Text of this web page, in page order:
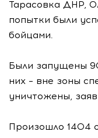
Тарасовка ДНР,
попытки были
бойцами.
Были запущены
них – вне зоны
уничтожены,
Произошло 1404